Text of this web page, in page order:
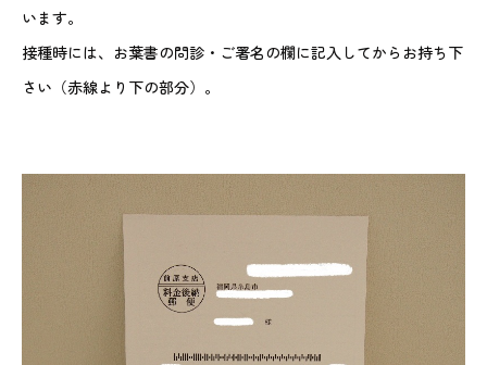
います。
接種時には、お葉書の問診・ご署名の欄に記入してからお持ち下
さい（赤線より下の部分）。